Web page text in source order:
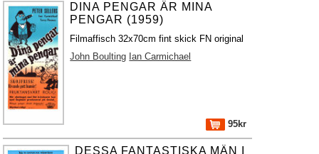
DINA PENGAR ÄR MINA
PENGAR (1959)
Filmaffisch 32x70cm fint skick FN original
John Boulting Ian Carmichael
95kr
DESSA FANTASTISKA MÄN I